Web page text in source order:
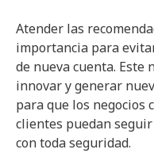
Atender las
importancia para
de nueva cuenta. Este
innovar y generar
para que los negocios
clientes puedan
con toda seguridad.